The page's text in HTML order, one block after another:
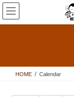
コ
ン
テ
ス
ナ
ビ
ゲ
ン
HOME Calendar